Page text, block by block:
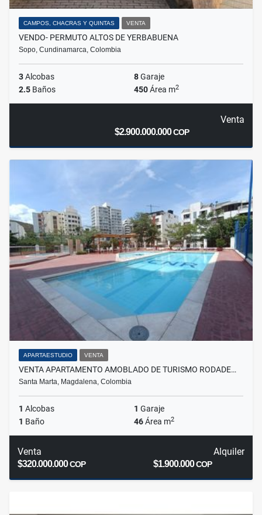
CAMPOS, CHACRAS Y QUINTAS VENTA
VENDO- PERMUTO ALTOS DE YERBABUENA
Sopo, Cundinamarca, Colombia
3Alcobas 8Garaje
2.5 Baños 450Área m2
Venta
$2.900.000.000COP
APARTAESTUDIO VENTA
VENTA APARTAMENTO AMOBLADO DE TURISMO RODADE…
Santa Marta, Magdalena, Colombia
1 Alcobas 1 Garaje
1 Baño 46Área m2
Venta
$320.000.000COP
Alquiler
$1.900.000COP